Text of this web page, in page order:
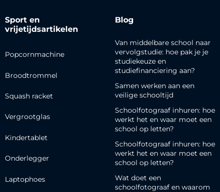
Sport en
vrijetijdsartikelen
Popcornmachine
Broodtrommel
Squash racket
Vergrootglas
Kindertablet
Onderlegger
Laptophoes
Blog
Van middelbare school naar
vervolgstudie: hoe pak je je
studiekeuze en
studiefinanciering aan?
Samen werken aan een
veilige schooltijd
Schoolfotograaf inhuren: hoe
werkt het en waar moet een
school op letten?
Schoolfotograaf inhuren: hoe
werkt het en waar moet een
school op letten?
Wat doet een
schoolfotograaf en waarom